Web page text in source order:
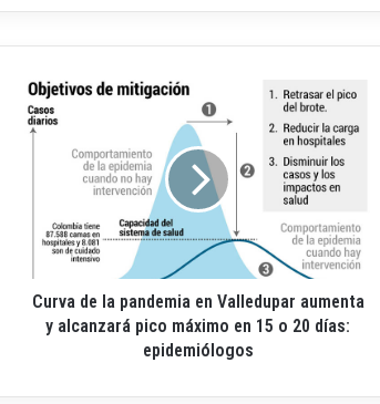
e
Curva de la pandemia en Valledupar aumenta
y alcanzará pico máximo en 15 o 20 días:
epidemiólogos